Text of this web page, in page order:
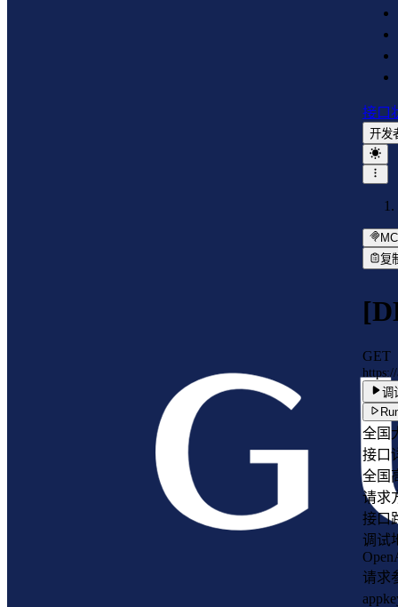
接口
开发
复
GET
调
全国
接口
全国
请求
接口
调试
请求